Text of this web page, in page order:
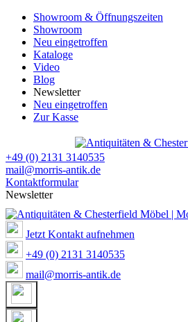
Showroom & Öffnungszeiten
Showroom
Neu eingetroffen
Kataloge
Video
Blog
Newsletter
Neu eingetroffen
Zur Kasse
+49 (0) 2131 3140535
mail@morris-antik.de
Kontaktformular
Newsletter
Jetzt Kontakt aufnehmen
+49 (0) 2131 3140535
mail@morris-antik.de